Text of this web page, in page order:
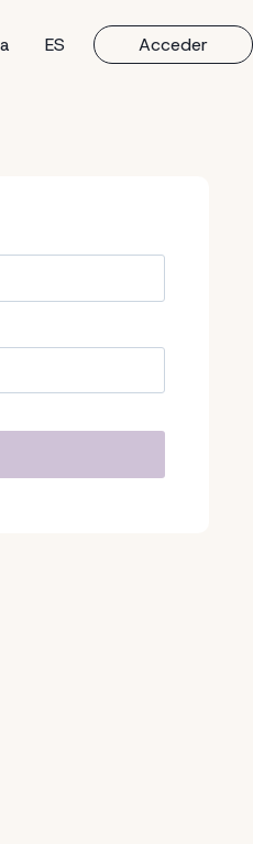
ES Acceder